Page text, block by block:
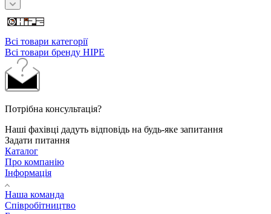
Всі товари категорії
Всі товари бренду HIPE
Потрібна консультація?
Наші фахівці дадуть відповідь на будь-яке запитання
Задати питання
Каталог
Про компанію
Інформація
Наша команда
Співробітництво